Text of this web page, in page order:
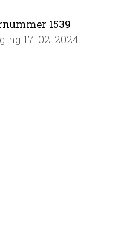
1539
17-02-2024